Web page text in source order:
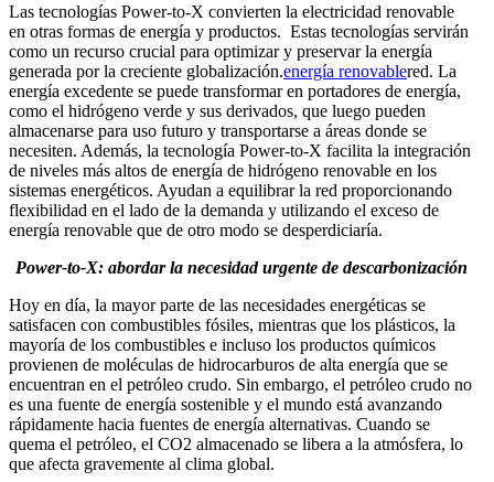
Las tecnologías Power-to-X convierten la electricidad renovable
en otras formas de energía y productos. Estas tecnologías servirán
como un recurso crucial para optimizar y preservar la energía
generada por la creciente globalización.energía renovablered. La
energía excedente se puede transformar en portadores de energía,
como el hidrógeno verde y sus derivados, que luego pueden
almacenarse para uso futuro y transportarse a áreas donde se
necesiten. Además, la tecnología Power-to-X facilita la integración
de niveles más altos de energía de hidrógeno renovable en los
sistemas energéticos. Ayudan a equilibrar la red proporcionando
flexibilidad en el lado de la demanda y utilizando el exceso de
energía renovable que de otro modo se desperdiciaría.
Power-to-X: abordar la necesidad urgente de descarbonización
Hoy en día, la mayor parte de las necesidades energéticas se
satisfacen con combustibles fósiles, mientras que los plásticos, la
mayoría de los combustibles e incluso los productos químicos
provienen de moléculas de hidrocarburos de alta energía que se
encuentran en el petróleo crudo. Sin embargo, el petróleo crudo no
es una fuente de energía sostenible y el mundo está avanzando
rápidamente hacia fuentes de energía alternativas. Cuando se
quema el petróleo, el CO2 almacenado se libera a la atmósfera, lo
que afecta gravemente al clima global.